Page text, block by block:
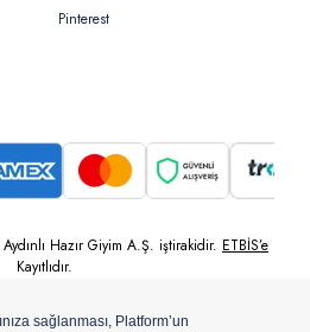
Pinterest
Aydınlı Hazır Giyim A.Ş. iştirakidir. ETBİS’e
Kayıtlıdır.